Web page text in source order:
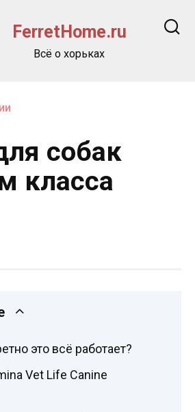
FerretHome.ru
Всё о хорьках
собак
класса
это всё работает?
Vet Life Canine